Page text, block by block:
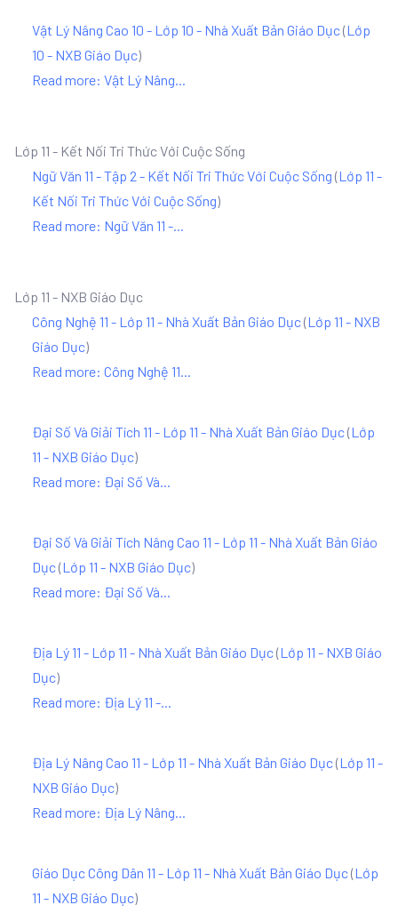
Vật Lý Nâng Cao 10 - Lớp 10 - Nhà Xuất Bản Giáo Dục(Lớp
10 - NXB Giáo Dục)
Read more: Vật Lý Nâng...
Lớp 11 - Kết Nối Tri Thức Với Cuộc Sống
Ngữ Văn 11 - Tập 2 - Kết Nối Tri Thức Với Cuộc Sống (Lớp 11 -
Kết Nối Tri Thức Với Cuộc Sống)
Read more: Ngữ Văn 11 -...
Lớp 11 - NXB Giáo Dục
Công Nghệ 11 - Lớp 11 - Nhà Xuất Bản Giáo Dục(Lớp 11 - NXB
Giáo Dục)
Read more: Công Nghệ 11...
Đại Số Và Giải Tích 11 - Lớp 11 - Nhà Xuất Bản Giáo Dục(Lớp
11 - NXB Giáo Dục)
Read more: Đại Số Và...
Đại Số Và Giải Tích Nâng Cao 11 - Lớp 11 - Nhà Xuất Bản Giáo
Dục(Lớp 11 - NXB Giáo Dục)
Read more: Đại Số Và...
Địa Lý 11 - Lớp 11 - Nhà Xuất Bản Giáo Dục(Lớp 11 - NXB Giáo
Dục)
Read more: Địa Lý 11 -...
Địa Lý Nâng Cao 11 - Lớp 11 - Nhà Xuất Bản Giáo Dục(Lớp 11 -
NXB Giáo Dục)
Read more: Địa Lý Nâng...
Giáo Dục Công Dân 11 - Lớp 11 - Nhà Xuất Bản Giáo Dục(Lớp
11 - NXB Giáo Dục)